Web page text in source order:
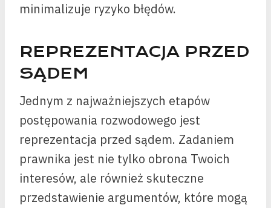
minimalizuje ryzyko błędów.
REPREZENTACJA PRZED
SĄDEM
Jednym z najważniejszych etapów
postępowania rozwodowego jest
reprezentacja przed sądem. Zadaniem
prawnika jest nie tylko obrona Twoich
interesów, ale również skuteczne
przedstawienie argumentów, które mogą